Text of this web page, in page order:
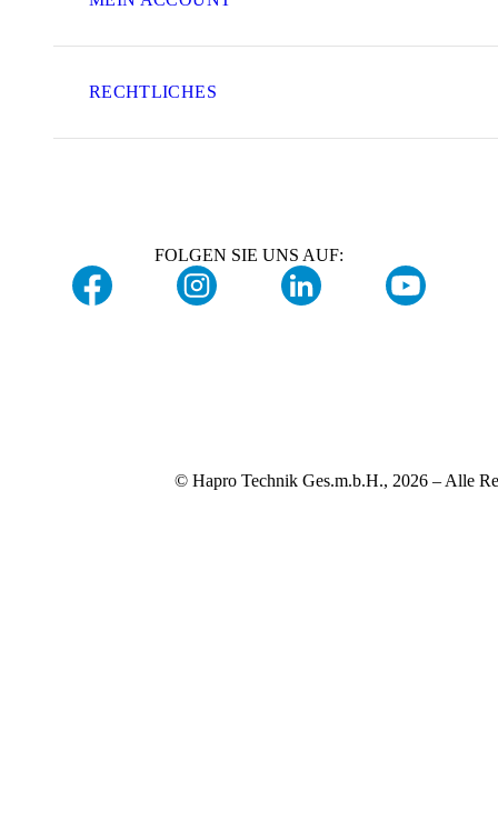
RECHTLICHES
FOLGEN SIE UNS AUF:
© Hapro Technik Ges.m.b.H., 2026 – Alle